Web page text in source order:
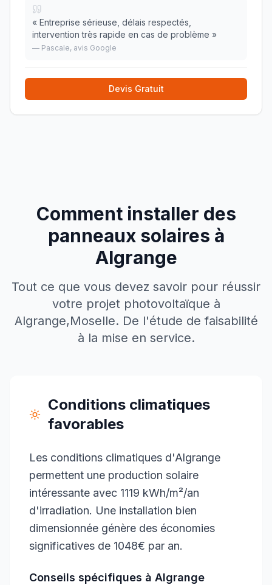
« Entreprise sérieuse, délais respectés,
intervention très rapide en cas de problème »
— Pascale, avis Google
Devis Gratuit
Comment installer des
panneaux solaires à
Algrange
Tout ce que vous devez savoir pour réussir
votre projet photovoltaïque à
Algrange,Moselle. De l'étude de faisabilité
à la mise en service.
Conditions climatiques
favorables
Les conditions climatiques d'Algrange
permettent une production solaire
intéressante avec 1119 kWh/m²/an
d'irradiation. Une installation bien
dimensionnée génère des économies
significatives de 1048€ par an.
Conseils spécifiques à Algrange